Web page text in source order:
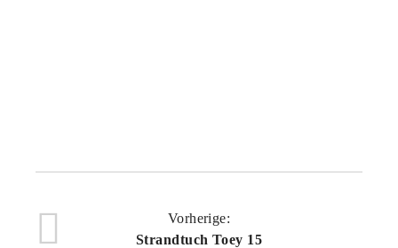
Vorherige:
Strandtuch Toey 15